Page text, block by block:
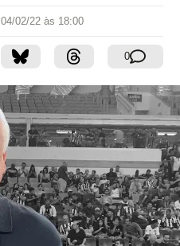
04/02/22 às 18:00
0